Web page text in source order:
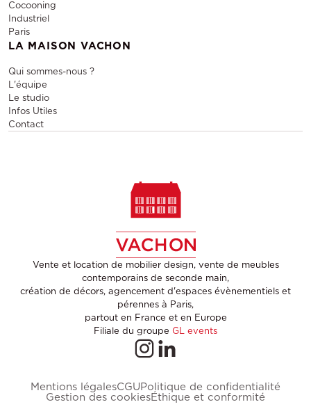
Cocooning
Industriel
Paris
LA MAISON VACHON
Qui sommes-nous ?
L'équipe
Le studio
Infos Utiles
Contact
Vente et location de mobilier design, vente de meubles
contemporains de seconde main,
création de décors, agencement d'espaces évènementiels et
pérennes à Paris,
partout en France et en Europe
Filiale du groupe GL events
Mentions légalesCGUPolitique de confidentialité
Gestion des cookiesÉthique et conformité